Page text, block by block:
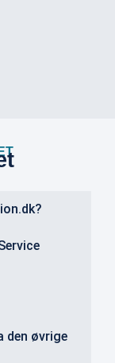
den øvrige